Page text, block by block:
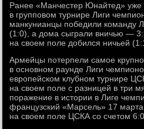
Ранее «Манчестер Юнайтед» уже
в групповом турнире Лиги
манкунианцы победили команду
(1:0), а дома сыграли вничью —
на своем поле добился ничьей
Армейцы потерпели самое
в основном раунде Лиги
европейском клубном турнире
на своем поле с разницей в три
поражение в истории в Лиге
французский «Марсель» 17
на своем поле ЦСКА со счетом 6:0.